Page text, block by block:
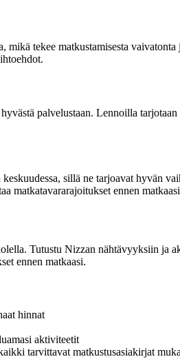
mikä tekee matkustamisesta
palvelustaan. Lennoilla
sillä ne tarjoavat hyvän
matkatavararajoitukset ennen
Tutustu Nizzan nähtävyyksiin ja
ennen matkaasi.
hinnat
aktiviteetit
tarvittavat matkustusasiakirjat